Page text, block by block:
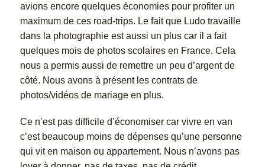
avions encore quelques économies pour profiter un
maximum de ces road-trips. Le fait que Ludo travaille
dans la photographie est aussi un plus car il a fait
quelques mois de photos scolaires en France. Cela
nous a permis aussi de remettre un peu d’argent de
côté. Nous avons à présent les contrats de
photos/vidéos de mariage en plus.
Ce n’est pas difficile d’économiser car vivre en van
c’est beaucoup moins de dépenses qu’une personne
qui vit en maison ou appartement. Nous n’avons pas